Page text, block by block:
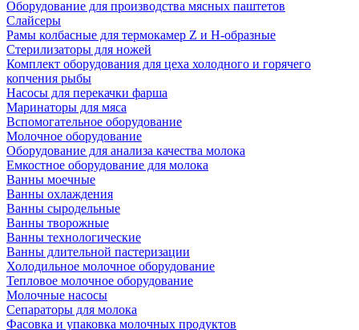
Оборудование для производства мясных паштетов
Слайсеры
Рамы колбасные для термокамер Z и H-образные
Стерилизаторы для ножей
Комплект оборудования для цеха холодного и горячего
копчения рыбы
Насосы для перекачки фарша
Маринаторы для мяса
Вспомогательное оборудование
Молочное оборудование
Оборудование для анализа качества молока
Емкостное оборудование для молока
Ванны моечные
Ванны охлаждения
Ванны сыродельные
Ванны творожные
Ванны технологические
Ванны длительной пастеризации
Холодильное молочное оборудование
Тепловое молочное оборудование
Молочные насосы
Сепараторы для молока
Фасовка и упаковка молочных продуктов